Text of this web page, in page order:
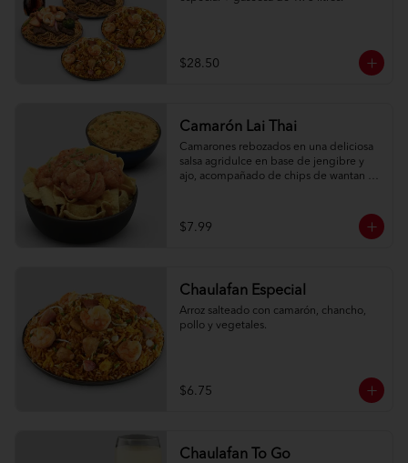
$28.50
Camarón Lai Thai
Camarones rebozados en una deliciosa
salsa agridulce en base de jengibre y
ajo, acompañado de chips de wantan y
$7.99
Chaulafan Especial
Arroz salteado con camarón, chancho,
pollo y vegetales.
$6.75
Chaulafan To Go